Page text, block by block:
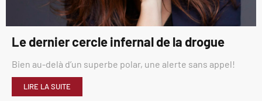
Le dernier cercle infernal de la drogue
Bien au-delà d’un superbe polar, une alerte sans appel!
LIRE LA SUITE